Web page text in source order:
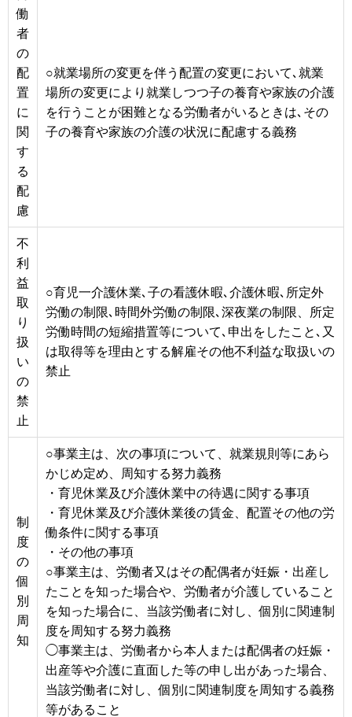
働
者
の
配
置
に
関
す
る
配
慮
○就業場所の変更を伴う配置の変更において､就業
場所の変更により就業しつつ子の養育や家族の介護
を行うことが困難となる労働者がいるときは､その
子の養育や家族の介護の状況に配慮する義務
不
利
益
取
り
扱
い
の
禁
止
○育児一介護休業､子の看護休暇､介護休暇､所定外
労働の制限､時間外労働の制限､深夜業の制限、所定
労働時間の短縮措置等について､申出をしたこと､又
は取得等を理由とする解雇その他不利益な取扱いの
禁止
制
度
の
個
別
周
知
○事業主は、次の事項について、就業規則等にあら
かじめ定め、周知する努力義務
・育児休業及び介護休業中の待遇に関する事項
・育児休業及び介護休業後の賃金、配置その他の労
働条件に関する事項
・その他の事項
○事業主は、労働者又はその配偶者が妊娠・出産し
たことを知った場合や、労働者が介護していること
を知った場合に、当該労働者に対し、個別に関連制
度を周知する努力義務
◯事業主は、労働者から本人または配偶者の妊娠・
出産等や介護に直面した等の申し出があった場合、
当該労働者に対し、個別に関連制度を周知する義務
等があること